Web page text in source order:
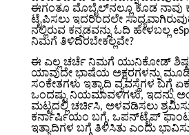
ಈಗಂತೂ ಮೊಬೈಲ್‌ನಲ್ಲೂ ಕೂಡ ನಾವು
ಟೈಪಿಸಲು ಇದರಿಂದಲೇ
ನಲ್ಲಿರುವ ಕನ್ನಡವನ್ನು ಓದಿ ಹೇಳಬಲ್ಲ
ನಿಮಗೆ ತಿಳಿದಿರಬೇಕಲ್ಲವೇ?
ಈ ಎಲ್ಲ ಚರ್ಚೆ ನಿಮಗೆ ಯುನಿಕೋಡ್
ಯಾವುದೇ ಭಾಷೆಯ ಅಕ್ಷರಗಳನ್ನು
ಸಂಕೇತಗಳು ಇತ್ಯಾದಿ ವ್ಯವಸ್ಥೆಗಳ ಬಗ್ಗೆ
ಒಂದಷ್ಟು ನಿಯಮಾವಳಿಗಳು, ಇದನ್ನು
ಮಟ್ಟದಲ್ಲಿ ಚರ್ಚಿಸಿ, ಅಳವಡಿಸಲು
ಕರ್ನಾರ್ಷಿಯಂ ಬಗ್ಗೆ, ಒಪನ್‌ಟೈಪ್
ಇತ್ಯಾದಿಗಳ ಬಗ್ಗೆ ತಿಳಿಸಿತು ಎಂದು